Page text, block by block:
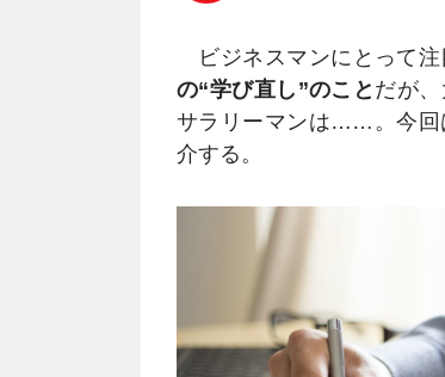
ビジネスマンにとって注
の“学び直し”のこと だが
サラリーマンは……。今回
介する。